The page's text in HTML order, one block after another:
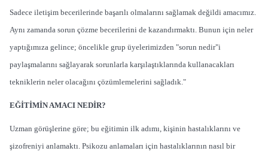
Sadece iletişim becerilerinde başarılı olmalarını sağlamak değildi amacımız.
Aynı zamanda sorun çözme becerilerini de kazandırmaktı. Bunun için neler
yaptığımıza gelince; öncelikle grup üyelerimizden "sorun nedir"i
paylaşmalarını sağlayarak sorunlarla karşılaştıklarında kullanacakları
tekniklerin neler olacağını çözümlemelerini sağladık."
EĞİTİMİN AMACI NEDİR?
Uzman görüşlerine göre; bu eğitimin ilk adımı, kişinin hastalıklarını ve
şizofreniyi anlamaktı. Psikozu anlamaları için hastalıklarının nasıl bir